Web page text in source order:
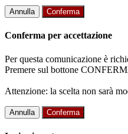
Annulla Conferma
Conferma per accettazione
Per questa comunicazione è
Premere sul bottone
Attenzione: la scelta non sarà
Annulla Conferma